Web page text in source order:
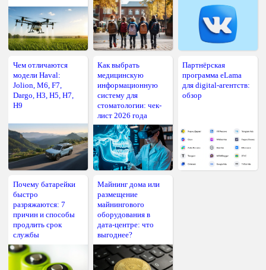
Чем отличаются
модели Haval:
Jolion, M6, F7,
Dargo, H3, H5, H7,
H9
Как выбрать
медицинскую
информационную
систему для
стоматологии: чек-
лист 2026 года
Партнёрская
программа eLama
для digital-агентств:
обзор
Почему батарейки
быстро
разряжаются: 7
причин и способы
продлить срок
службы
Майнинг дома или
размещение
майнингового
оборудования в
дата-центре: что
выгоднее?